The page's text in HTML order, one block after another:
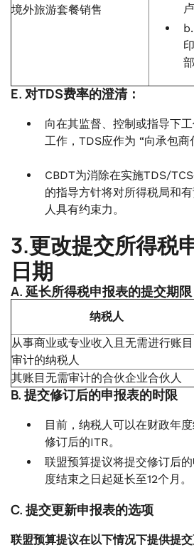
境外旅游套餐销售
E. 对TDS费率的澄清：
向在其监督、控制或指导下
工作，TDS应作为 “向承包商
CBDT为消除在实施TDS/
的指导方针将对所得税局和
人具有约束力。
3.更改提交所得税
日期
A. 延长所得税申报表的提交期限
纳税人
从事商业或专业收入且无需进行账目
审计的纳税人
其账目无需审计的合伙企业合伙人
B. 提交修订后的申报表的时限
目前，纳税人可以在财政年
修订后的ITR。
联盟预算提议将提交修订后
度结束之日起延长至12个月。
C. 提交更新申报表的选项
联盟预算提议在以下情况下提供提